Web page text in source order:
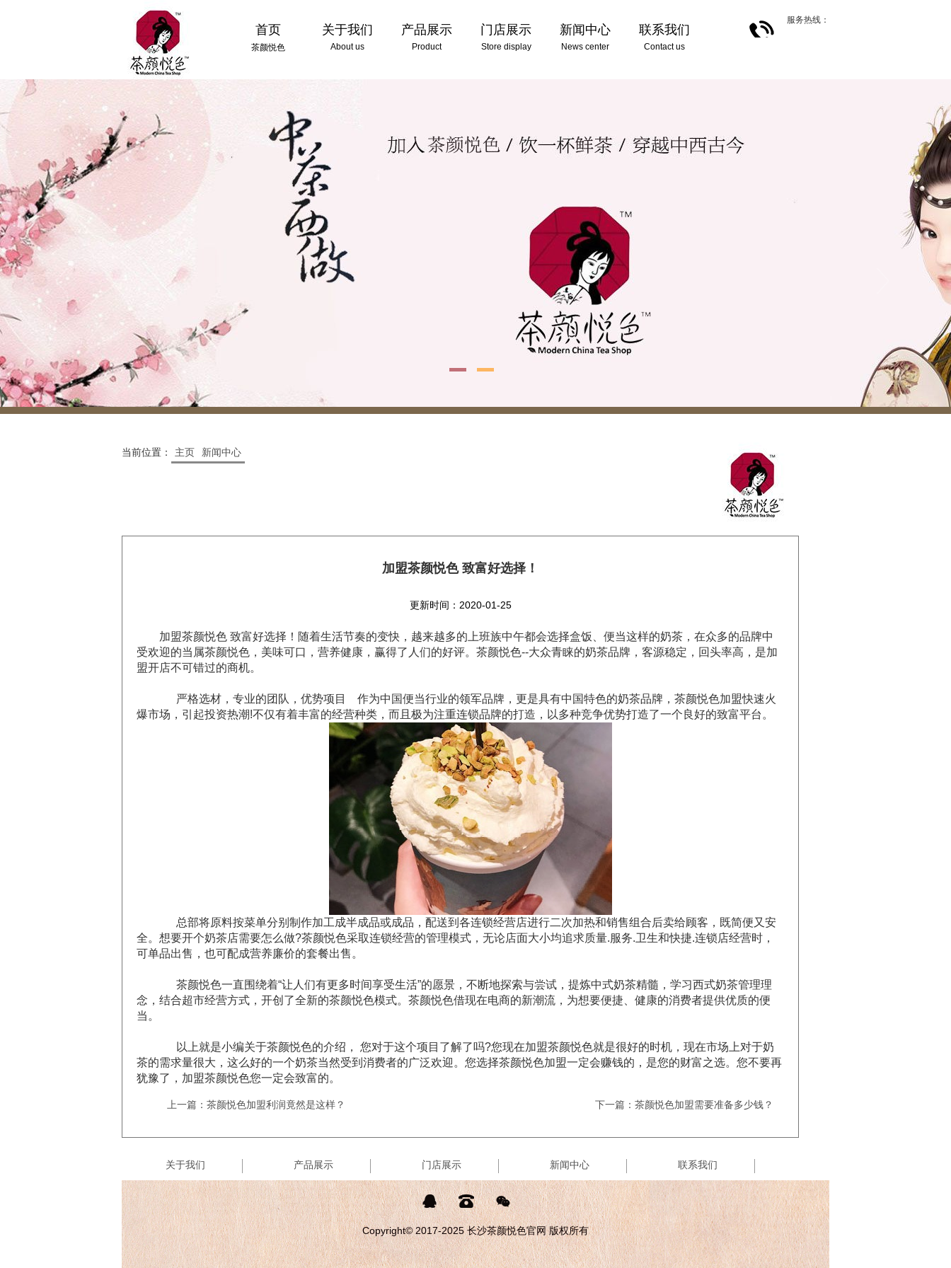
首页
茶颜悦色
关于我们
About us
产品展示
Product
门店展示
Store display
新闻中心
News center
联系我们
Contact us
服务热线：
当前位置： 主页 新闻中心
加盟茶颜悦色 致富好选择！
更新时间：2020-01-25
加盟茶颜悦色 致富好选择！随着生活节奏的变快，越来越多的上班族中午都会选择盒饭、便当这样的奶茶，在众多的品牌中
受欢迎的当属茶颜悦色，美味可口，营养健康，赢得了人们的好评。茶颜悦色--大众青睐的奶茶品牌，客源稳定，回头率高，是加
盟开店不可错过的商机。
严格选材，专业的团队，优势项目 作为中国便当行业的领军品牌，更是具有中国特色的奶茶品牌，茶颜悦色加盟快速火
爆市场，引起投资热潮!不仅有着丰富的经营种类，而且极为注重连锁品牌的打造，以多种竞争优势打造了一个良好的致富平台。
总部将原料按菜单分别制作加工成半成品或成品，配送到各连锁经营店进行二次加热和销售组合后卖给顾客，既简便又安
全。想要开个奶茶店需要怎么做?茶颜悦色采取连锁经营的管理模式，无论店面大小均追求质量.服务.卫生和快捷.连锁店经营时，
可单品出售，也可配成营养廉价的套餐出售。
茶颜悦色一直围绕着“让人们有更多时间享受生活”的愿景，不断地探索与尝试，提炼中式奶茶精髓，学习西式奶茶管理理
念，结合超市经营方式，开创了全新的茶颜悦色模式。茶颜悦色借现在电商的新潮流，为想要便捷、健康的消费者提供优质的便
当。
以上就是小编关于茶颜悦色的介绍， 您对于这个项目了解了吗?您现在加盟茶颜悦色就是很好的时机，现在市场上对于奶
茶的需求量很大，这么好的一个奶茶当然受到消费者的广泛欢迎。您选择茶颜悦色加盟一定会赚钱的，是您的财富之选。您不要再
犹豫了，加盟茶颜悦色您一定会致富的。
上一篇：茶颜悦色加盟利润竟然是这样？ 下一篇：茶颜悦色加盟需要准备多少钱？
关于我们 产品展示 门店展示 新闻中心 联系我们
  
Copyright© 2017-2025 长沙茶颜悦色官网 版权所有